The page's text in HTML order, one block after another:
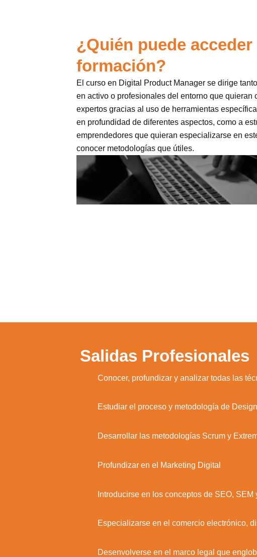
¿Quién puede acceder
formación?
El curso en Digital Product Manager se dirige
en activo o profesionales del entorno que quieran
expertos gracias al uso de herramientas
en profundidad de diferentes aspectos, como a
emprendedores que quieran especializarse en
conocer metodologías que útiles.
Salidas Profesionales
Conocer, profundizar y analizar todas las
Estudiar el proceso y metodología de
Desarrollar las metodologías Scrum y
Profundizar en el Marketing Digital
Introducirse en los conceptos de SEO,
Especializarse en el comercio electrónico,
Desenvolverse en el marco legal que